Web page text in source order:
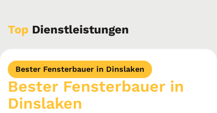
Top Dienstleistungen
Bester Fensterbauer in Dinslaken
Bester Fensterbauer in
Dinslaken